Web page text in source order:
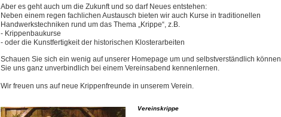
Aber es geht auch um die Zukunft und so darf Neues entstehen:
Neben einem regen fachlichen Austausch bieten wir auch Kurse in traditionellen
Handwerkstechniken rund um das Thema „Krippe“, z.B.
- Krippenbaukurse
- oder die Kunstfertigkeit der historischen Klosterarbeiten
Schauen Sie sich ein wenig auf unserer Homepage um und selbstverständlich können
Sie uns ganz unverbindlich bei einem Vereinsabend kennenlernen.
Wir freuen uns auf neue Krippenfreunde in unserem Verein.
Vereinskrippe